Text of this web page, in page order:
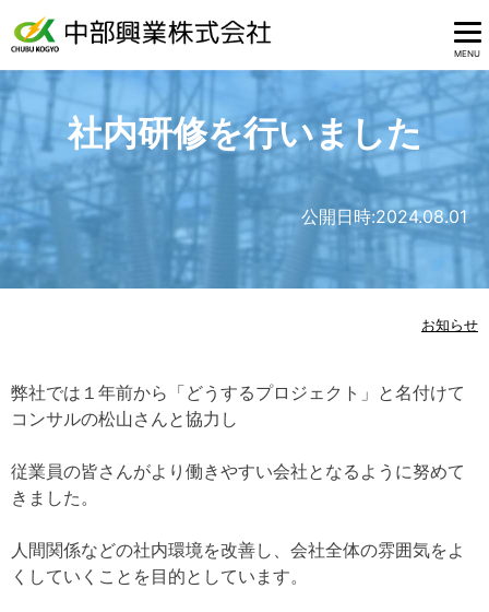
MENU
社内研修を行いました
公開日時:2024.08.01
お知らせ
弊社では１年前から「どうするプロジェクト」と名付けて
コンサルの松山さんと協力し
従業員の皆さんがより働きやすい会社となるように努めて
きました。
人間関係などの社内環境を改善し、会社全体の雰囲気をよ
くしていくことを目的としています。